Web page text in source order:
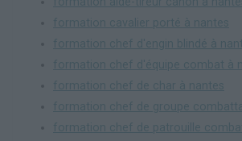
formation cavalier porté à nantes
formation chef d'engin blindé à
formation chef d'équipe combat à
formation chef de char à nantes
formation chef de groupe
formation chef de patrouille